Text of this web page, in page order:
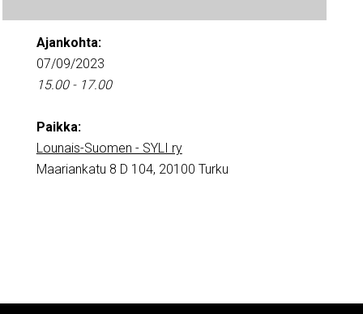
Ajankohta:
07/09/2023
15.00 - 17.00
Paikka:
Lounais-Suomen - SYLI ry
Maariankatu 8 D 104, 20100 Turku